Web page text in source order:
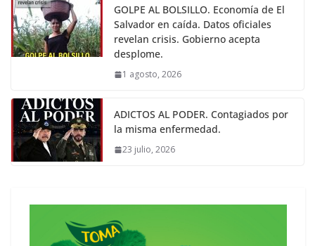
GOLPE AL BOLSILLO. Economía de El
Salvador en caída. Datos oficiales
revelan crisis. Gobierno acepta
desplome.
1 agosto, 2026
ADICTOS AL PODER. Contagiados por
la misma enfermedad.
23 julio, 2026